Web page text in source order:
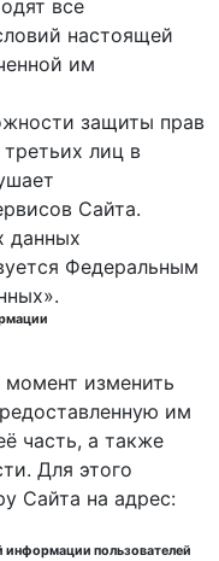
все
настоящей
им
защиты прав
лиц в
Сайта.
данных
Федеральным
изменить
им
часть, а также
Для этого
Сайта на адрес:
пользователей